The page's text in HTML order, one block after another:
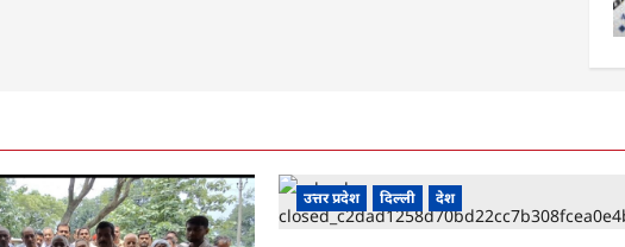
उत्तर प्रदेश दिल्ली देश